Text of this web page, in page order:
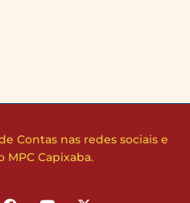
Contas nas redes sociais e
MPC Capixaba.